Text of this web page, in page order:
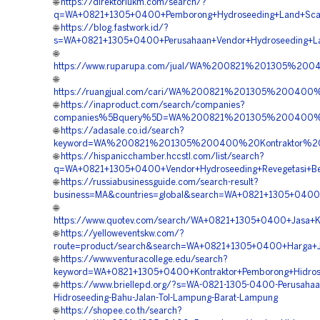
🌐 https://direktoriukm.com/search/?
🌐 https://blog.fastwork.id/?
🌐
https://www.ruparupa.com/jual/
🌐
https://ruangjual.com/cari/
🌐 https://inaproduct.com/search/companies?
🌐 https://adasale.co.id/search?
🌐 https://hispanicchamber.hccstl.com/list/search?
🌐 https://russiabusinessguide.com/search-result?
🌐
https://www.quotev.com/search/
🌐 https://yelloweventskw.com/?
route=product/
🌐 https://www.venturacollege.edu/search?
🌐 https://www.briellepd.org/?s=WA-0821-1305-0400-
Hidroseeding-Bahu-Jalan-Tol-Lampung-Barat-Lampung
🌐 https://shopee.co.th/search?